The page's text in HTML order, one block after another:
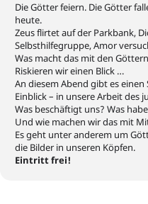
Die Götter feiern. Die Götter
heute.
Zeus flirtet auf der Parkbank,
Selbsthilfegruppe, Amor
Was macht das mit den
Riskieren wir einen Blick …
An diesem Abend gibt es einen
Einblick – in unsere Arbeit des
Was beschäftigt uns? Was
Und wie machen wir das mit
Es geht unter anderem um
die Bilder in unseren Köpfen.
Eintritt frei!